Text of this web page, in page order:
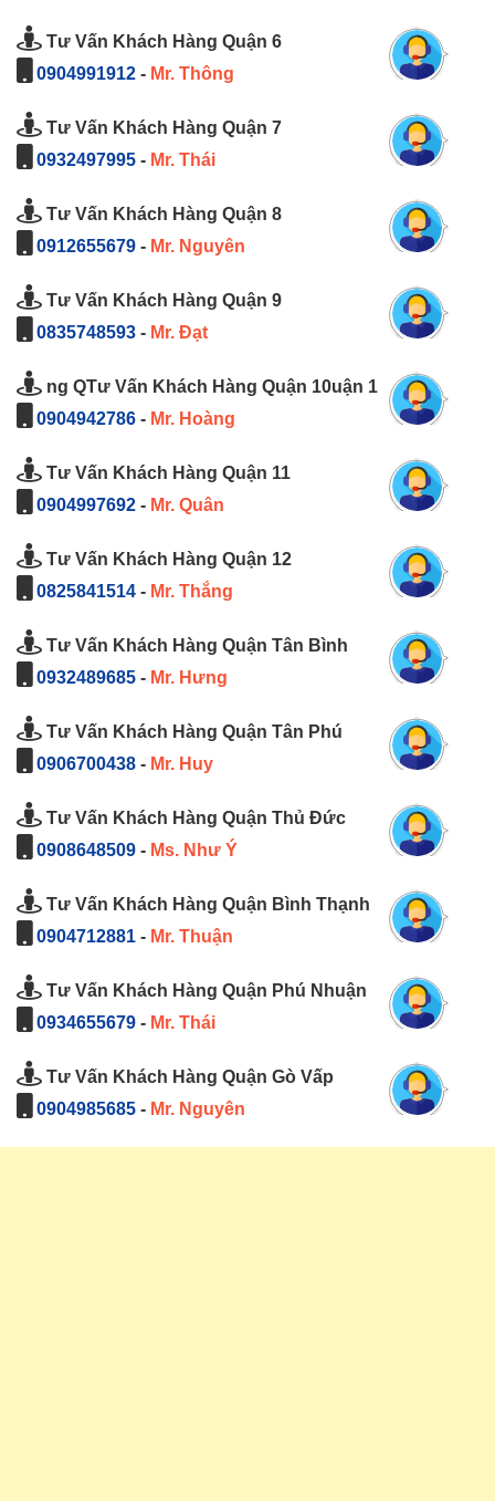
Tư Vấn Khách Hàng Quận 6
0904991912 - Mr. Thông
Tư Vấn Khách Hàng Quận 7
0932497995 - Mr. Thái
Tư Vấn Khách Hàng Quận 8
0912655679 - Mr. Nguyên
Tư Vấn Khách Hàng Quận 9
0835748593 - Mr. Đạt
ng QTư Vấn Khách Hàng Quận 10uận 1
0904942786 - Mr. Hoàng
Tư Vấn Khách Hàng Quận 11
0904997692 - Mr. Quân
Tư Vấn Khách Hàng Quận 12
0825841514 - Mr. Thắng
Tư Vấn Khách Hàng Quận Tân Bình
0932489685 - Mr. Hưng
Tư Vấn Khách Hàng Quận Tân Phú
0906700438 - Mr. Huy
Tư Vấn Khách Hàng Quận Thủ Đức
0908648509 - Ms. Như Ý
Tư Vấn Khách Hàng Quận Bình Thạnh
0904712881 - Mr. Thuận
Tư Vấn Khách Hàng Quận Phú Nhuận
0934655679 - Mr. Thái
Tư Vấn Khách Hàng Quận Gò Vấp
0904985685 - Mr. Nguyên